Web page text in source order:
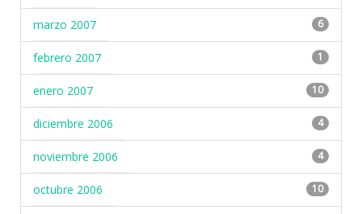
marzo 2007 6
febrero 2007 1
enero 2007 10
diciembre 2006 4
noviembre 2006 4
octubre 2006 10